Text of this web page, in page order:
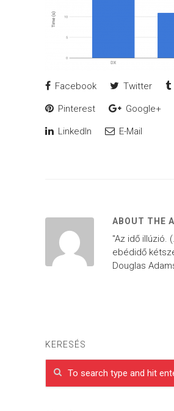
Facebook Twitter
Pinterest Google+
LinkedIn E-Mail
ABOUT THE
"Az idő illúzió.
ebédidő
Douglas
KERESÉS